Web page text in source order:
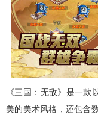
《三国：无敌》是一
美的美术风格，还包含